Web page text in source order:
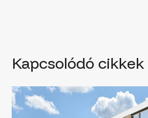
Kapcsolódó cikkek